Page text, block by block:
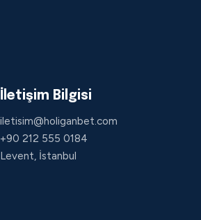
İletişim Bilgisi
iletisim@holiganbet.com
+90 212 555 0184
Levent, İstanbul